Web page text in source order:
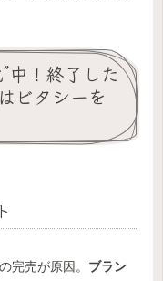
中！終了した
ビタシーを
完売が原因。 ブラン